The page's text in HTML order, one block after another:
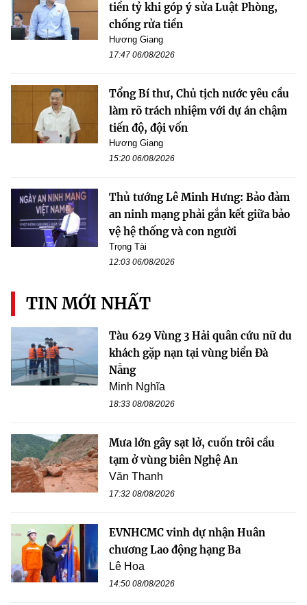
tiền tỷ khi góp ý sửa Luật Phòng,
chống rửa tiền
Hương Giang
17:47 06/08/2026
Tổng Bí thư, Chủ tịch nước yêu cầu
làm rõ trách nhiệm với dự án chậm
tiến độ, đội vốn
Hương Giang
15:20 06/08/2026
Thủ tướng Lê Minh Hưng: Bảo đảm
an ninh mạng phải gắn kết giữa bảo
vệ hệ thống và con người
Trọng Tài
12:03 06/08/2026
TIN MỚI NHẤT
Tàu 629 Vùng 3 Hải quân cứu nữ du
khách gặp nạn tại vùng biển Đà
Nẵng
Minh Nghĩa
18:33 08/08/2026
Mưa lớn gây sạt lở, cuốn trôi cầu
tạm ở vùng biên Nghệ An
Văn Thanh
17:32 08/08/2026
EVNHCMC vinh dự nhận Huân
chương Lao động hạng Ba
Lê Hoa
14:50 08/08/2026